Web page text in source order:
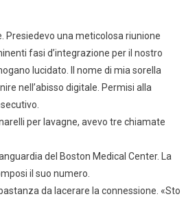
una meticolosa riunione
fasi d’integrazione per il nostro
lucidato. Il nome di mia sorella
nell’abisso digitale. Permisi alla
per lavagne, avevo tre chiamate
del Boston Medical Center. La
il suo numero.
da lacerare la connessione. «Sto